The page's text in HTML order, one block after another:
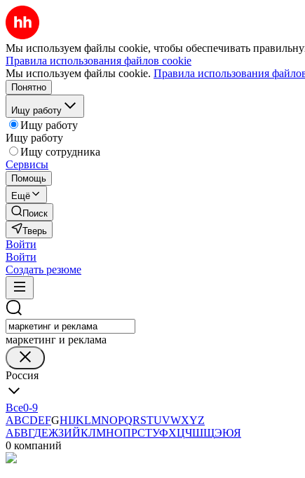
Мы используем файлы cookie, чтобы обеспечивать
Правила использования файлов cookie
Мы используем файлы cookie. Правила использования
Понятно
Ищу работу
Ищу работу
Ищу работу
Ищу сотрудника
Сервисы
Помощь
Ещё
Поиск
Тверь
Войти
Войти
Создать резюме
маркетинг и реклама
Россия
Все0-9
ABCDEFGHIJKLMNOPQRSTUVWXYZ
АБВГДЕЖЗИЙКЛМНОПРСТУФХЦЧШЩЭЮЯ
0 компаний